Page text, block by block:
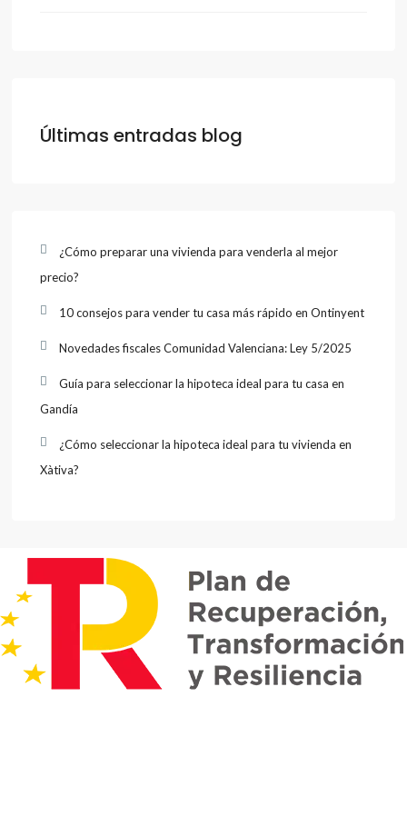
Últimas entradas blog
¿Cómo preparar una vivienda para venderla al mejor
precio?
10 consejos para vender tu casa más rápido en Ontinyent
Novedades fiscales Comunidad Valenciana: Ley 5/2025
Guía para seleccionar la hipoteca ideal para tu casa en
Gandía
¿Cómo seleccionar la hipoteca ideal para tu vivienda en
Xàtiva?